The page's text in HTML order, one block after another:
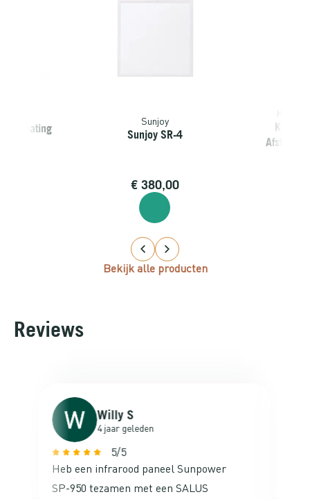
Heating
Sunjoy
Sunjoy SR-4
€380,00
Bekijk alle producten
Reviews
Willy S
4 jaar geleden
5/5
Heb een infrarood paneel Sunpower
SP-950 tezamen met een SALUS